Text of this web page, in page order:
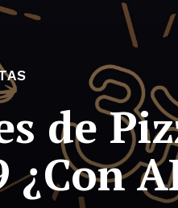
de